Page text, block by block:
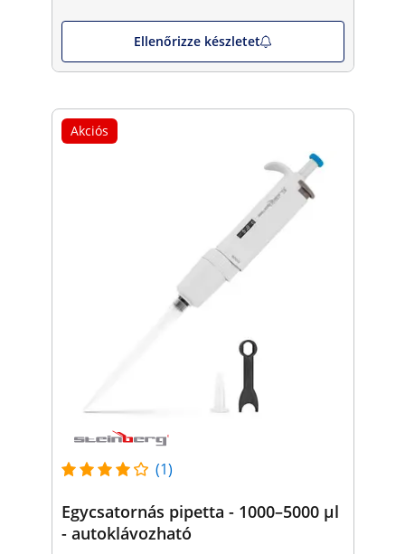
Ellenőrizze készletet
Akciós
(1)
Egycsatornás pipetta - 1000–5000 µl
- autoklávozható